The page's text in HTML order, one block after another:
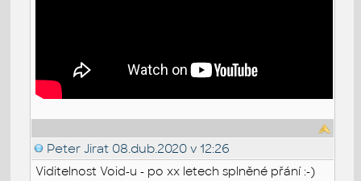
Peter Jirat 08.dub.2020 v 12:26
Viditelnost Void-u - po xx letech splněné přání :-)